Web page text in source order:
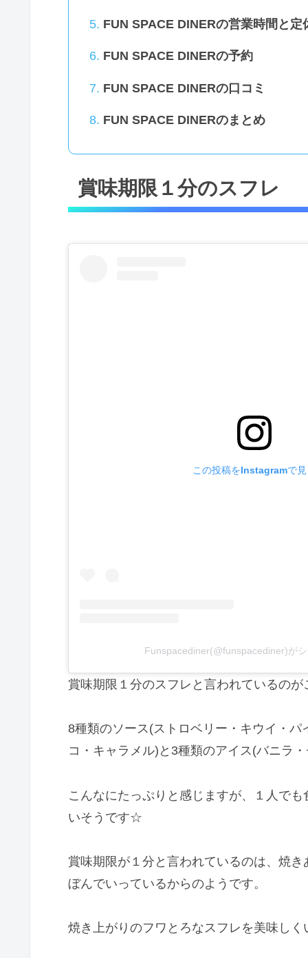
FUN SPACE DINERの営業時間と定
FUN SPACE DINERの予約
FUN SPACE DINERの口コミ
FUN SPACE DINERのまとめ
賞味期限１分のスフレ
この投稿をInstagramで
Funspacediner(@funspacediner)が
賞味期限１分のスフレと言われているの
8種類のソース(ストロベリー・キウイ・
コ・キャラメル)と3種類のアイス(バニラ
こんなにたっぷりと感じますが、１人で
いそうです☆
賞味期限が１分と言われているのは、焼
ぼんでいっているからのようです。
焼き上がりのフワとろなスフレを美味し